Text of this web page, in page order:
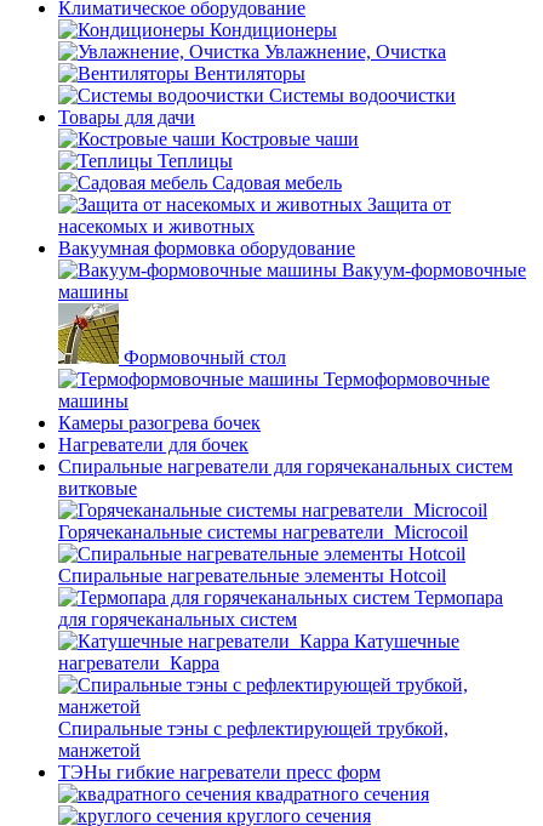
Климатическое оборудование
Кондиционеры
Увлажнение, Очистка
Вентиляторы
Системы водоочистки
Товары для дачи
Костровые чаши
Теплицы
Садовая мебель
Защита от
насекомых и животных
Вакуумная формовка оборудование
Вакуум-формовочные
машины
Формовочный стол
Термоформовочные
машины
Камеры разогрева бочек
Нагреватели для бочек
Спиральные нагреватели для горячеканальных систем
витковые
Горячеканальные системы нагреватели_Microcoil
Спиральные нагревательные элементы Hotcoil
Термопара
для горячеканальных систем
Катушечные
нагреватели_Карра
Спиральные тэны с рефлектирующей трубкой,
манжетой
ТЭНы гибкие нагреватели пресс форм
квадратного сечения
круглого сечения